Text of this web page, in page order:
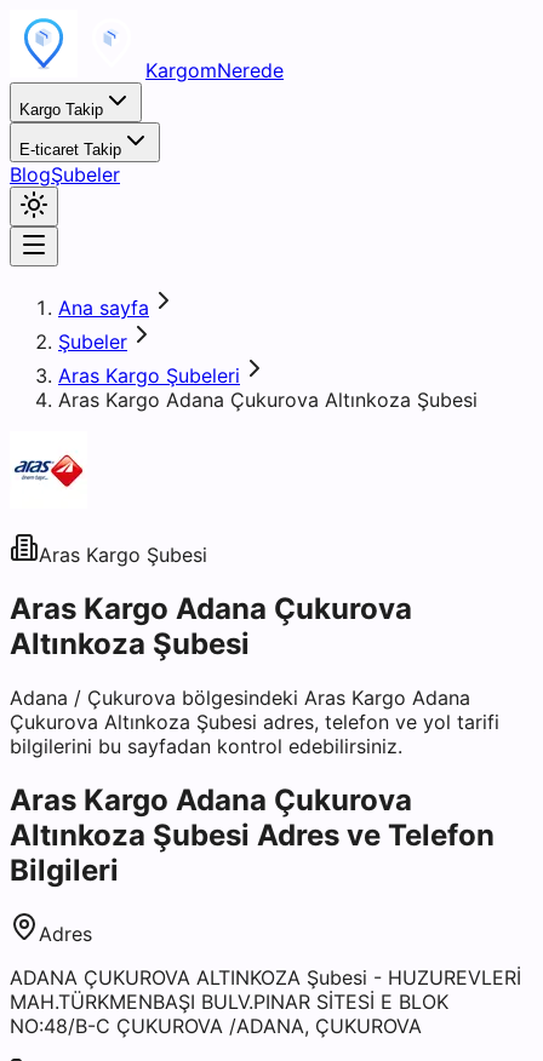
KargomNerede
Kargo Takip
E-ticaret Takip
BlogŞubeler
Ana sayfa
Şubeler
Aras Kargo Şubeleri
Aras Kargo Adana Çukurova Altınkoza Şubesi
Aras Kargo Şubesi
Aras Kargo Adana Çukurova
Altınkoza Şubesi
Adana / Çukurova bölgesindeki Aras Kargo Adana
Çukurova Altınkoza Şubesi adres, telefon ve yol tarifi
bilgilerini bu sayfadan kontrol edebilirsiniz.
Aras Kargo Adana Çukurova
Altınkoza Şubesi Adres ve Telefon
Bilgileri
Adres
ADANA ÇUKUROVA ALTINKOZA Şubesi - HUZUREVLERİ
MAH.TÜRKMENBAŞI BULV.PINAR SİTESİ E BLOK
NO:48/B-C ÇUKUROVA /ADANA, ÇUKUROVA